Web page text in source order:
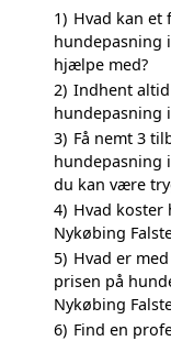
1) Hvad kan et
hundepasning
hjælpe med?
2) Indhent
hundepasning
3) Få nemt 3
hundepasning
du kan være
4) Hvad koster
Nykøbing
5) Hvad er
prisen på
Nykøbing
6) Find en